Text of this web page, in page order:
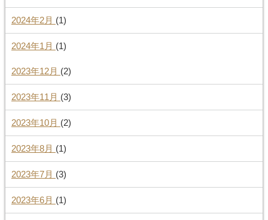
2024年2月 (1)
2024年1月 (1)
2023年12月 (2)
2023年11月 (3)
2023年10月 (2)
2023年8月 (1)
2023年7月 (3)
2023年6月 (1)